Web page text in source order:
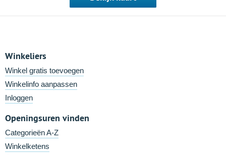
Winkeliers
Winkel gratis toevoegen
Winkelinfo aanpassen
Inloggen
Openingsuren vinden
Categorieën A-Z
Winkelketens